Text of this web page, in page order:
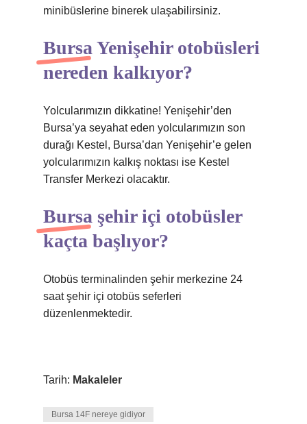
minibüslerine binerek ulaşabilirsiniz.
Bursa Yenişehir otobüsleri
nereden kalkıyor?
Yolcularımızın dikkatine! Yenişehir’den
Bursa’ya seyahat eden yolcularımızın son
durağı Kestel, Bursa’dan Yenişehir’e gelen
yolcularımızın kalkış noktası ise Kestel
Transfer Merkezi olacaktır.
Bursa şehir içi otobüsler
kaçta başlıyor?
Otobüs terminalinden şehir merkezine 24
saat şehir içi otobüs seferleri
düzenlenmektedir.
Tarih: Makaleler
Bursa 14F nereye gidiyor